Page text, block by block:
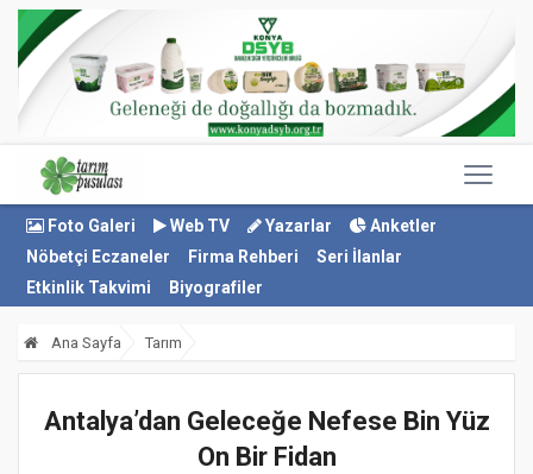
Foto Galeri Web TV Yazarlar
Anketler
Nöbetçi Eczaneler
Firma Rehberi
Seri İlanlar
Etkinlik Takvimi
Biyografiler
Ana Sayfa Tarım
Antalya’dan Geleceğe Nefese Bin Yüz
On Bir Fidan